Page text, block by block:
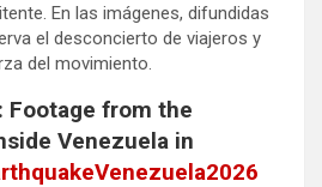
En las imágenes, difundidas
el desconcierto de viajeros y
del movimiento.
Footage from the
Venezuela in